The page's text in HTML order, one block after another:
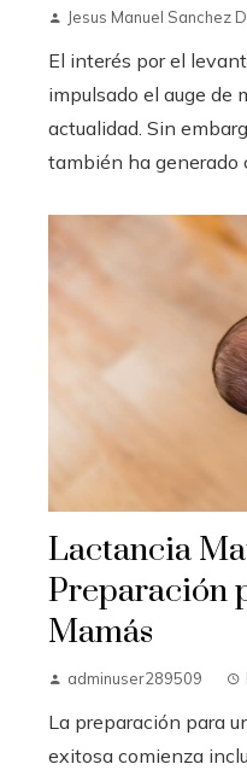
Jesus Manuel Sanchez
El interés por el
impulsado el auge de
actualidad. Sin
también ha generado
Lactancia
Preparación
Mamás
adminuser289509
La preparación para
exitosa comienza